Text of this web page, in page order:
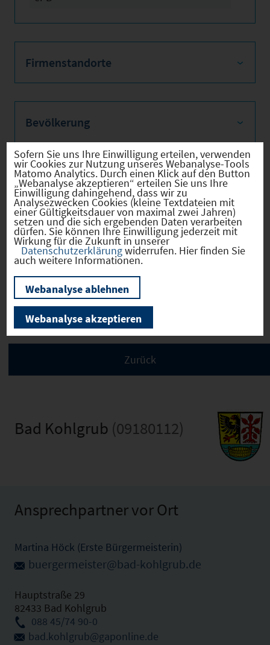
Firmenstandorte
Bevölkerung
Sozialvers. Beschäftigte
Verkehrsinfrastruktur
Kommunale Infrastruktur
Bad Kohlgrub (09180112)
Ansprechpartner vor Ort
Martina Höck (Erste Bürgermeisterin)
buergermeister@bad-kohlgrub.de
Hauptstraße 29
82433 Bad Kohlgrub
088 45/74 90-0
bad.kohlgrub@gaponline.de
Sofern Sie uns Ihre Einwilligung erteilen, verwenden
wir Cookies zur Nutzung unseres Webanalyse-Tools
Matomo Analytics. Durch einen Klick auf den Button
„Webanalyse akzeptieren“ erteilen Sie uns Ihre
Einwilligung dahingehend, dass wir zu
Analysezwecken Cookies (kleine Textdateien mit
einer Gültigkeitsdauer von maximal zwei Jahren)
setzen und die sich ergebenden Daten verarbeiten
dürfen. Sie können Ihre Einwilligung jederzeit mit
Wirkung für die Zukunft in unserer
Datenschutzerklärungwiderrufen. Hier finden Sie
auch weitere Informationen.
Webanalyse ablehnen
Webanalyse akzeptieren